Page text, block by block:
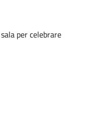
per celebrare